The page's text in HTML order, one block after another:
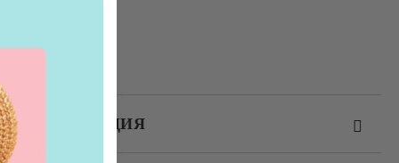
РЕГИСТРАЦИЯ